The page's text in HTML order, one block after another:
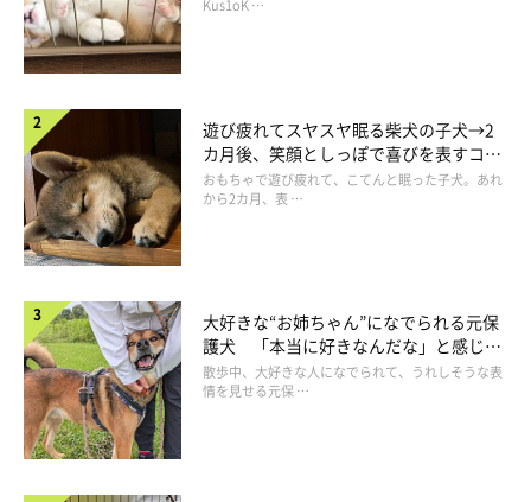
ビックリしながらも、めいっぱい楽しんでいたワンコなのでした
♪
参照／YouTube（柴犬「水風船」を割る快感を覚えてしまう。）
https://www.youtube.com/watch?v=XJa_ViN3kto
文／二宮ねこむ
長！
Kus1oK …
遊び疲れてスヤスヤ眠る柴犬の子犬→2
カ月後、笑顔としっぽで喜びを表すコに
成長！
おもちゃで遊び疲れて、こてんと眠った子犬。あれ
から2カ月、表 …
大好きな“お姉ちゃん”になでられる元保
護犬 「本当に好きなんだな」と感じる
表情にほっこり
散歩中、大好きな人になでられて、うれしそうな表
情を見せる元保 …